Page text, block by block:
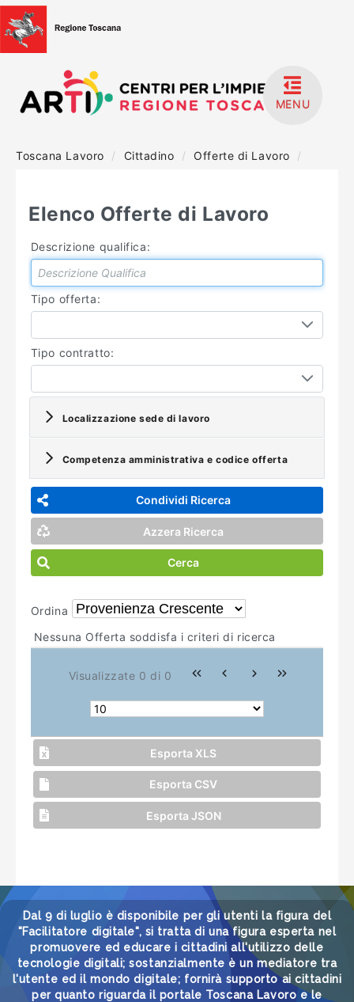
MENU
HOME
MANUALISTICA
Toscana Lavoro / Cittadino / Offerte di Lavoro /
Elenco Offerte di Lavoro
Descrizione qualifica:
Tipo offerta:
Tipo contratto:
Localizzazione sede di lavoro
Competenza amministrativa e codice offerta
Condividi Ricerca
Azzera Ricerca
Cerca
Ordina
Nessuna Offerta soddisfa i criteri di ricerca
Visualizzate 0 di 0
Esporta XLS
Esporta CSV
Esporta JSON
Dal 9 di luglio è disponibile per gli utenti la figura del
"Facilitatore digitale", si tratta di una figura esperta nel
promuovere ed educare i cittadini all'utilizzo delle
tecnologie digitali; sostanzialmente è un mediatore tra
l'utente ed il mondo digitale; fornirà supporto ai cittadini
per quanto riguarda il portale Toscana Lavoro e le